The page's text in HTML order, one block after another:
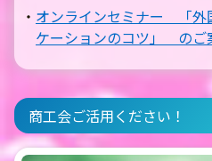
オンラインセミナー 「外
ケーションのコツ」 のご
商工会ご活用ください！